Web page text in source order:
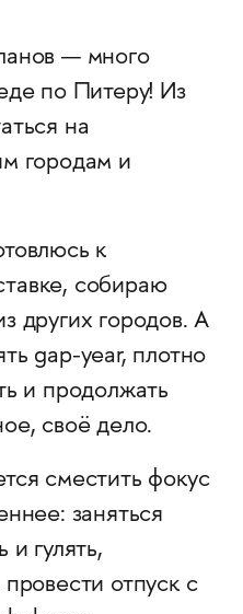
— много
по Питеру! Из
на
городам и
к
собираю
других городов. А
gap-year, плотно
и продолжать
своё дело.
сместить фокус
заняться
и гулять,
отпуск с